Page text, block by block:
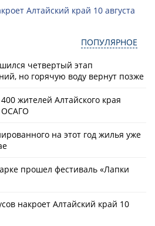
Алтайский край 10 августа
ПОПУЛЯРНОЕ
четвертый этап
но горячую воду вернут позже
жителей Алтайского края
ОСАГО
на этот год жилья уже
прошел фестиваль «Лапки
накроет Алтайский край 10